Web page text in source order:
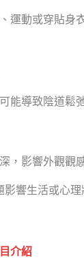
運動或穿貼身
能導致陰道鬆
，影響外觀觀
響生活或心理
介紹